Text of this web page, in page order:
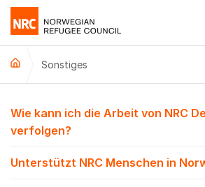
Weiter zum Inhalt
Sonstiges
Sonstiges
Wie kann ich die Arbeit von NRC
verfolgen?
Unterstützt NRC Menschen in